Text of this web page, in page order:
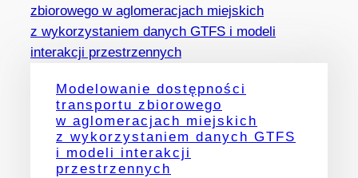
Modelowanie dostępności
transportu zbiorowego
w aglomeracjach miejskich
z wykorzystaniem danych GTFS
i modeli interakcji
przestrzennych